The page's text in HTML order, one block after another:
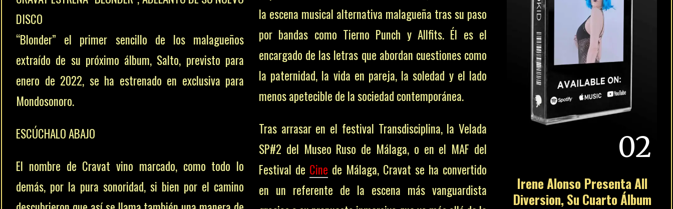
DISCO
“Blonder” el primer sencillo de los malagueños
extraído de su próximo álbum, Salto, previsto para
enero de 2022, se ha estrenado en exclusiva para
Mondosonoro.
ESCÚCHALO ABAJO
El nombre de Cravat vino marcado, como todo lo
demás, por la pura sonoridad, si bien por el camino
la escena musical alternativa malagueña tras su paso
por bandas como Tierno Punch y Allfits. Él es el
encargado de las letras que abordan cuestiones como
la paternidad, la vida en pareja, la soledad y el lado
menos apetecible de la sociedad contemporánea.
Tras arrasar en el festival Transdisciplina, la Velada
SP#2 del Museo Ruso de Málaga, o en el MAF del
Festival de Cine de Málaga, Cravat se ha convertido
en un referente de la escena más vanguardista
02
Irene Alonso Presenta All
Diversion, Su Cuarto Álbum